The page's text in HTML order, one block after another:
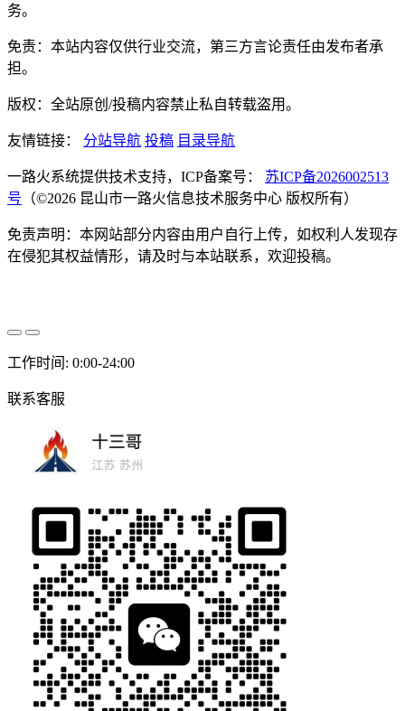
务。
免责：本站内容仅供行业交流，第三方言论责任由发布者承
担。
版权：全站原创/投稿内容禁止私自转载盗用。
友情链接： 分站导航 投稿 目录导航
一路火系统提供技术支持，ICP备案号： 苏ICP备2026002513
号 （©2026 昆山市一路火信息技术服务中心 版权所有）
免责声明：本网站部分内容由用户自行上传，如权利人发现存
在侵犯其权益情形，请及时与本站联系，欢迎投稿。
工作时间: 0:00-24:00
联系客服